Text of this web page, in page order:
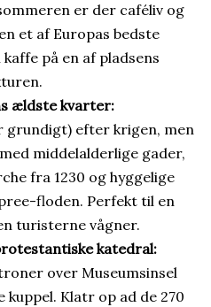
er der caféliv og
et af Europas bedste
på en af pladsens
ældste kvarter:
grundigt) efter krigen, men
middelalderlige gader,
fra 1230 og hyggelige
floden. Perfekt til en
turisterne vågner.
katedral:
over Museumsinsel
kuppel. Klatr op ad de 270